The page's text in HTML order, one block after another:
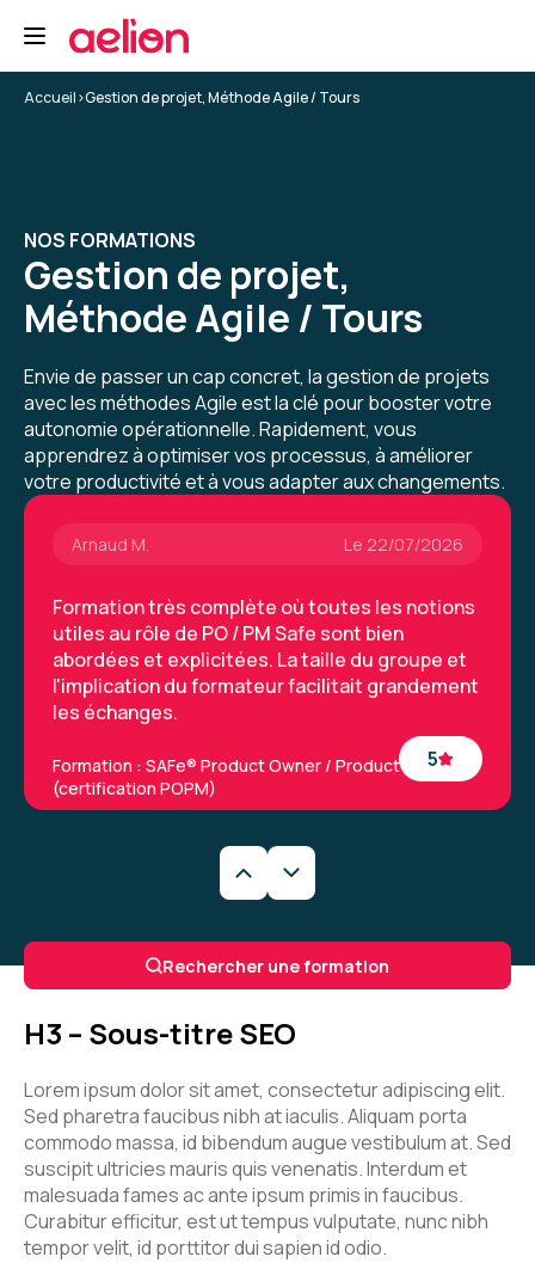
Accueil>Gestion de projet, Méthode Agile / Tours
NOS FORMATIONS
Gestion de projet,
Méthode Agile / Tours
Envie de passer un cap concret, la gestion de projets
avec les méthodes Agile est la clé pour booster votre
autonomie opérationnelle. Rapidement, vous
apprendrez à optimiser vos processus, à améliorer
votre productivité et à vous adapter aux changements.
5
Scrum Developer PSD)
très efficace, je suis confiant pour le reste
Formation : Devenir développeur Agile (Certification
Arnaud M. Le 22/07/2026
5
Formation très complète où toutes les notions
utiles au rôle de PO / PM Safe sont bien
abordées et explicitées. La taille du groupe et
l'implication du formateur facilitait grandement
les échanges.
Formation : SAFe® Product Owner / Product Manager
(certification POPM)
5
Formateur très agréable et compétent. Prends
le temps de répondre à toutes les questions
Formation : Devenir développeur Agile (Certification
Oumaima M. Le 03/07/2026
Rechercher une formation
H3 – Sous-titre SEO
Lorem ipsum dolor sit amet, consectetur adipiscing elit.
Sed pharetra faucibus nibh at iaculis. Aliquam porta
commodo massa, id bibendum augue vestibulum at. Sed
suscipit ultricies mauris quis venenatis. Interdum et
malesuada fames ac ante ipsum primis in faucibus.
Curabitur efficitur, est ut tempus vulputate, nunc nibh
tempor velit, id porttitor dui sapien id odio.